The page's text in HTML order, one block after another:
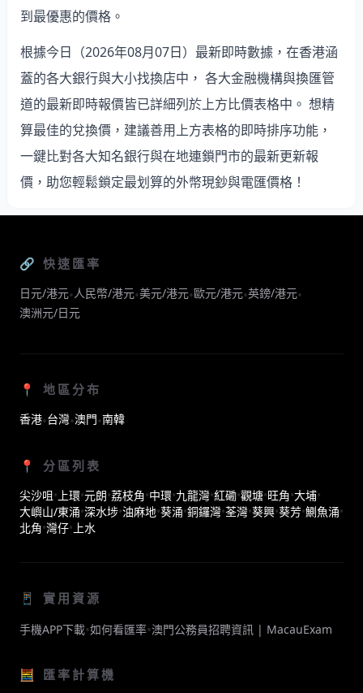
到最優惠的價格。
根據今日（2026年08月07日）最新即時數據，在香港涵
蓋的各大銀行與大小找換店中， 各大金融機構與換匯管
道的最新即時報價皆已詳細列於上方比價表格中。 想精
算最佳的兌換價，建議善用上方表格的即時排序功能，
一鍵比對各大知名銀行與在地連鎖門市的最新更新報
價，助您輕鬆鎖定最划算的外幣現鈔與電匯價格！
🔗 快速匯率
日元/港元•人民幣/港元•美元/港元•歐元/港元•英鎊/港元•
澳洲元/日元
📍 地區分布
香港•台灣•澳門•南韓
📍 分區列表
尖沙咀• 上環•元朗•荔枝角•中環•九龍灣•紅磡•觀塘•旺角•大埔•
大嶼山/東涌•深水埗•油麻地•葵涌•銅鑼灣•荃灣•葵興•葵芳•鰂魚涌•
北角•灣仔• 上水
📱 實用資源
手機APP下載•如何看匯率•澳門公務員招聘資訊 | MacauExam
🧮 匯率計算機